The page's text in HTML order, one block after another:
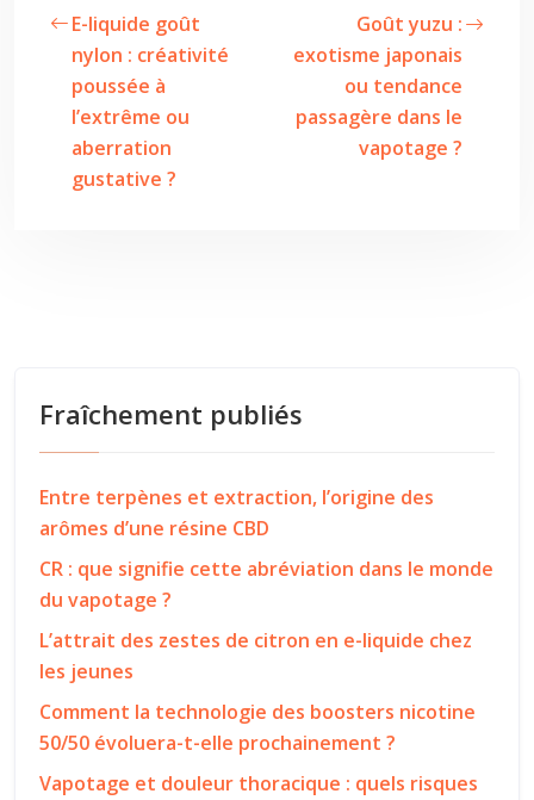
E-liquide goût
nylon : créativité
poussée à
l’extrême ou
aberration
gustative ?
Goût yuzu :
exotisme japonais
ou tendance
passagère dans le
vapotage ?
Fraîchement publiés
Entre terpènes et extraction, l’origine des
arômes d’une résine CBD
CR : que signifie cette abréviation dans le monde
du vapotage ?
L’attrait des zestes de citron en e-liquide chez
les jeunes
Comment la technologie des boosters nicotine
50/50 évoluera-t-elle prochainement ?
Vapotage et douleur thoracique : quels risques